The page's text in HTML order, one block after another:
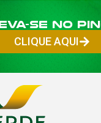
se no
CLIQUE AQUI